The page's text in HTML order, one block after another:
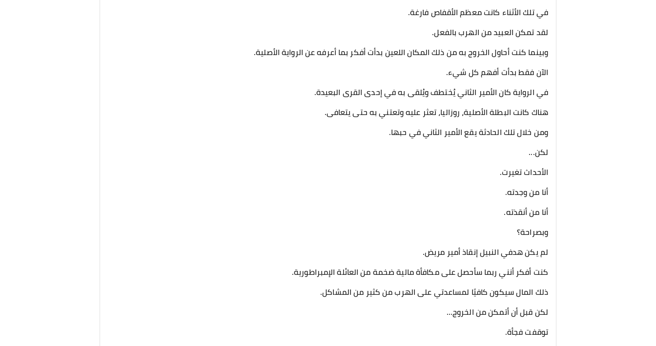
في تلك الأثناء كانت معظم الأقفاص فارغة.
لقد تمكن العبيد من الهرب بالفعل.
وبينما كنت أحاول الخروج به من ذلك المكان اللعين بدأت أفكر بما أعرفه عن الرواية الأصلية.
الآن فقط بدأت أفهم كل شيء.
في الرواية كان الأمير الثاني يُختطف ويُلقى به في إحدى القرى البعيدة.
هناك كانت البطلة الأصلية، روزاليا، تعثر عليه وتعتني به حتى يتعافى.
ومن خلال تلك الحادثة يقع الأمير الثاني في حبها.
لكن...
الأحداث تغيرت.
أنا من وجدته.
أنا من أنقذته.
وبصراحة؟
لم يكن هدفي النبيل إنقاذ أمير مريض.
كنت أفكر أنني ربما سأحصل على مكافأة مالية ضخمة من العائلة الإمبراطورية.
ذلك المال سيكون كافيًا لمساعدتي على الهرب من كثير من المشاكل.
لكن قبل أن أتمكن من الخروج...
توقفت فجأة.